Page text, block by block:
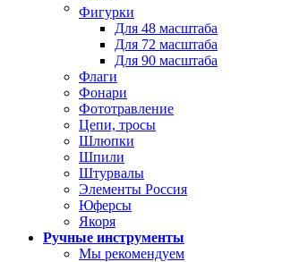
Фигурки
Для 48 масштаба
Для 72 масштаба
Для 90 масштаба
Флаги
Фонари
Фототравление
Цепи, тросы
Шлюпки
Шпили
Штурвалы
Элементы Россия
Юферсы
Якоря
Ручные инструменты
Мы рекомендуем